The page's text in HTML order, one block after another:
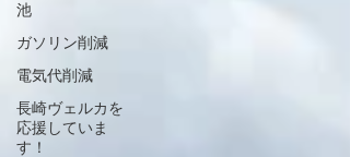
池
ガソリン削減
電気代削減
長崎ヴェルカを
応援していま
す！